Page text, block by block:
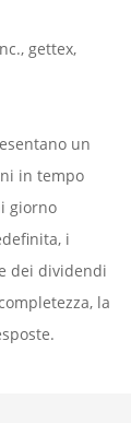
, gettex,
un
in tempo
giorno
i
dei dividendi
la